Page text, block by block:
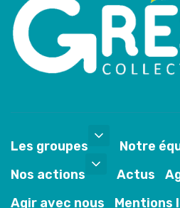
Les groupes
Notre
Nos actions
Actus
Agir avec nous
Mentions